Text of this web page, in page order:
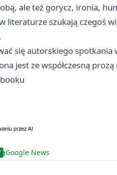
ale też gorycz, ironia,
literaturze szukają czegoś
się autorskiego
jest ze współczesną
Google News